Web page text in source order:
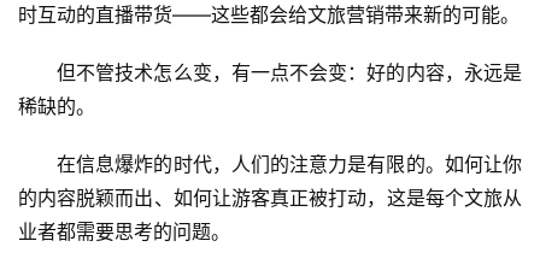
时互动的直播带货——这些都会给文旅营销带来新的可能。
但不管技术怎么变，有一点不会变：好的内容，永远是
稀缺的。
在信息爆炸的时代，人们的注意力是有限的。如何让你
的内容脱颖而出、如何让游客真正被打动，这是每个文旅从
业者都需要思考的问题。